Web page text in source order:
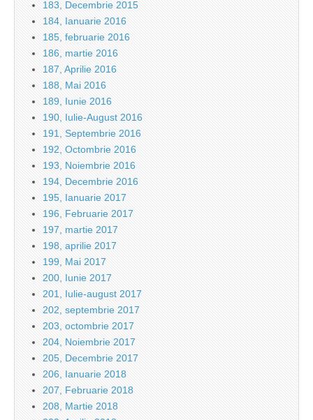
183, Decembrie 2015
184, Ianuarie 2016
185, februarie 2016
186, martie 2016
187, Aprilie 2016
188, Mai 2016
189, Iunie 2016
190, Iulie-August 2016
191, Septembrie 2016
192, Octombrie 2016
193, Noiembrie 2016
194, Decembrie 2016
195, Ianuarie 2017
196, Februarie 2017
197, martie 2017
198, aprilie 2017
199, Mai 2017
200, Iunie 2017
201, Iulie-august 2017
202, septembrie 2017
203, octombrie 2017
204, Noiembrie 2017
205, Decembrie 2017
206, Ianuarie 2018
207, Februarie 2018
208, Martie 2018